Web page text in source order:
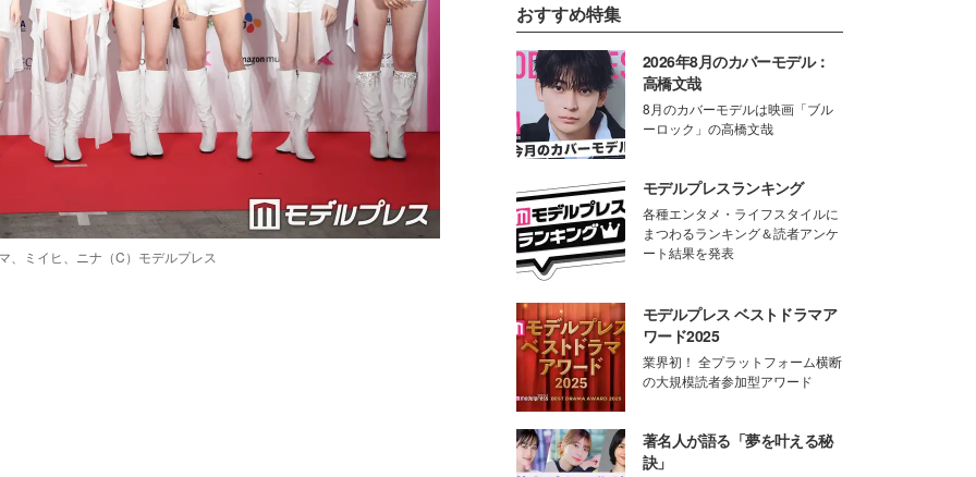
、ミイヒ、ニナ（C）モデルプレス
おすすめ特集
2026年8月のカバーモデル：
高橋文哉
8月のカバーモデルは映画「ブル
ーロック」の高橋文哉
モデルプレスランキング
各種エンタメ・ライフスタイルに
まつわるランキング＆読者アンケ
ート結果を発表
モデルプレス ベストドラマア
ワード2025
業界初！ 全プラットフォーム横断
の大規模読者参加型アワード
著名人が語る「夢を叶える秘
訣」